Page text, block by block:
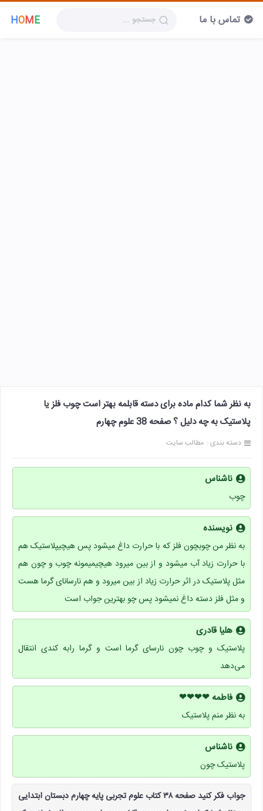
HOME تماس با ما
به نظر شما کدام ماده برای دسته قابلمه بهتر است چوب فلز یا
پلاستیک به چه دلیل ؟ صفحه 38 علوم چهارم
دسته بندی : مطالب سایت
ناشناس
چوب
نویسنده
به نظر من چوبچون فلز که با حرارت داغ میشود پس هیچیپلاستیک هم
با حرارت زیاد آب میشود و از بین میرود هیچیمیمونه چوب و چون هم
مثل پلاستیک در اثر حرارت زیاد از بین میرود و هم نارسانای گرما هست
و مثل فلز دسته داغ نمیشود پس چو بهترین جواب است
هلیا قادری
پلاستیک و چوب چون نارسای گرما است و گرما رابه کندی انتقال
می‌دهد
فاطمه ❤❤❤❤
به نظر منم پلاستیک
ناشناس
پلاستیک چون
جواب فکر کنید صفحه ۳۸ کتاب علوم تجربی پایه چهارم دبستان ابتدایی